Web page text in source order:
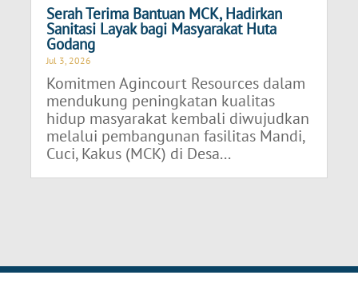
Serah Terima Bantuan MCK, Hadirkan
Sanitasi Layak bagi Masyarakat Huta
Godang
Jul 3, 2026
Komitmen Agincourt Resources dalam
mendukung peningkatan kualitas
hidup masyarakat kembali diwujudkan
melalui pembangunan fasilitas Mandi,
Cuci, Kakus (MCK) di Desa...